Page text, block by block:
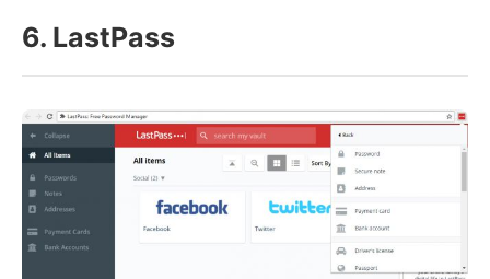
6. LastPass